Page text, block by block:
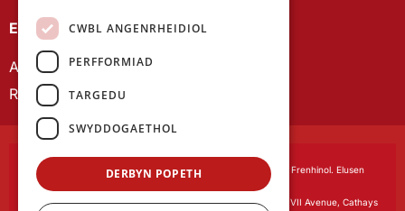
EIN CYHOEDDIADAU
Astudiaethau Cymreig
Rhwydwaith Ymchwil Gyrfa Cynnar
Cymdeithas Ddysgedig Cymru, corfforedig drwy Siarter Frenhinol. Elusen
Swyddfa gofrestredig:The University Registry, King Edward VII Avenue, Cathays
CWBL ANGENRHEIDIOL
PERFFORMIAD
TARGEDU
SWYDDOGAETHOL
DERBYN POPETH